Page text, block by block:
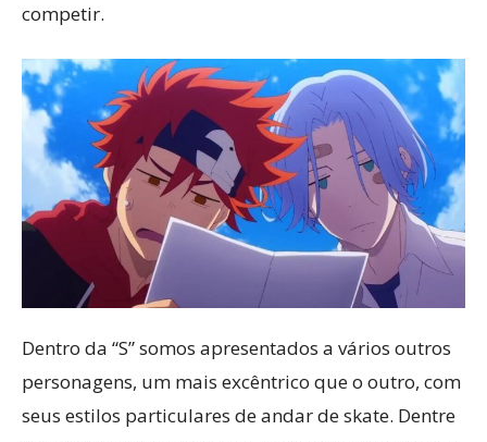
competir.
Dentro da “S” somos apresentados a vários outros
personagens, um mais excêntrico que o outro, com
seus estilos particulares de andar de skate. Dentre